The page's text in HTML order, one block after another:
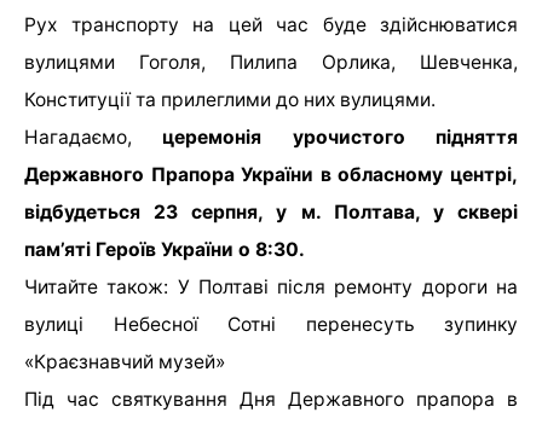
Рух транспорту на цей час буде здійснюватися
вулицями Гоголя, Пилипа Орлика, Шевченка,
Конституції та прилеглими до них вулицями.
Нагадаємо, церемонія урочистого підняття
Державного Прапора України в обласному центрі,
відбудеться 23 серпня, у м. Полтава, у сквері
пам’яті Героїв України о 8:30.
Читайте також: У Полтаві після ремонту дороги на
вулиці Небесної Сотні перенесуть зупинку
«Краєзнавчий музей»
Під час святкування Дня Державного прапора в